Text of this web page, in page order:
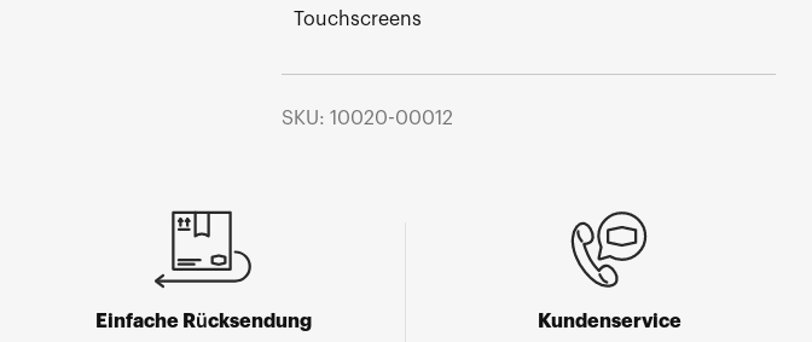
Touchscreens
SKU: 10020-00012
Einfache Rücksendung Kundenservice